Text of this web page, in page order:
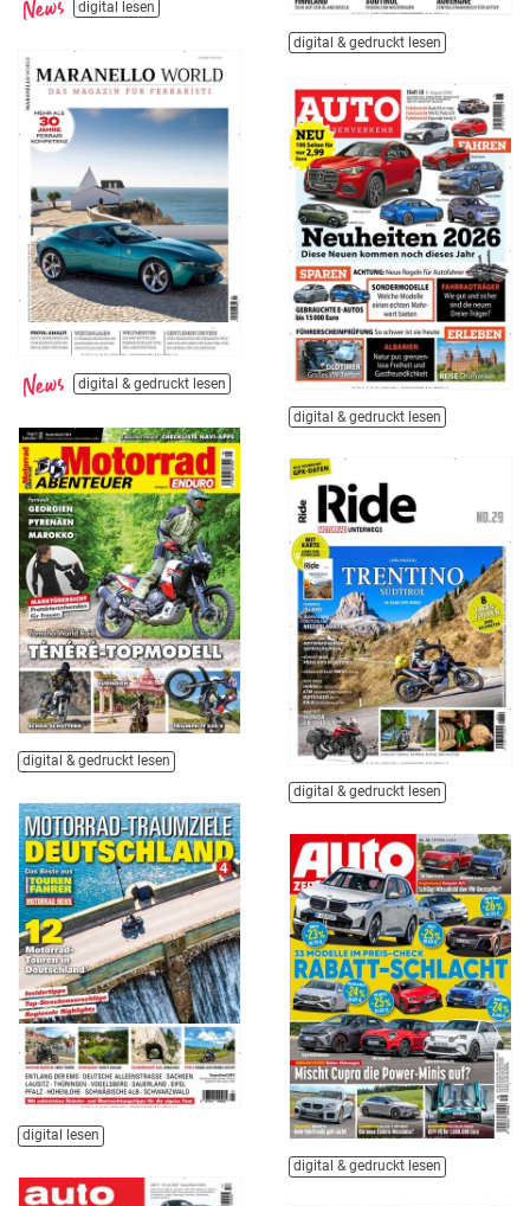
digital lesen
digital & gedruckt lesen
digital & gedruckt lesen
digital & gedruckt lesen
digital & gedruckt lesen
digital & gedruckt lesen
digital lesen
digital & gedruckt lesen